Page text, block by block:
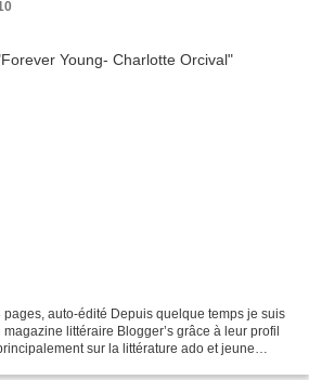
auto-édité Depuis quelque temps je suis
littéraire Blogger’s grâce à leur profil
sur la littérature ado et jeune